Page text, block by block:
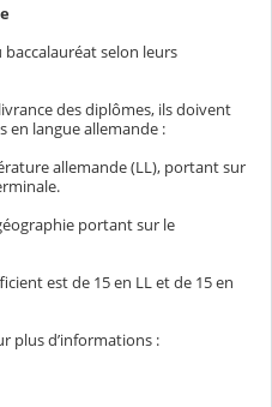
baccalauréat selon leurs
des diplômes, ils doivent
en langue allemande :
allemande (LL), portant sur
portant sur le
est de 15 en LL et de 15 en
plus d’informations :